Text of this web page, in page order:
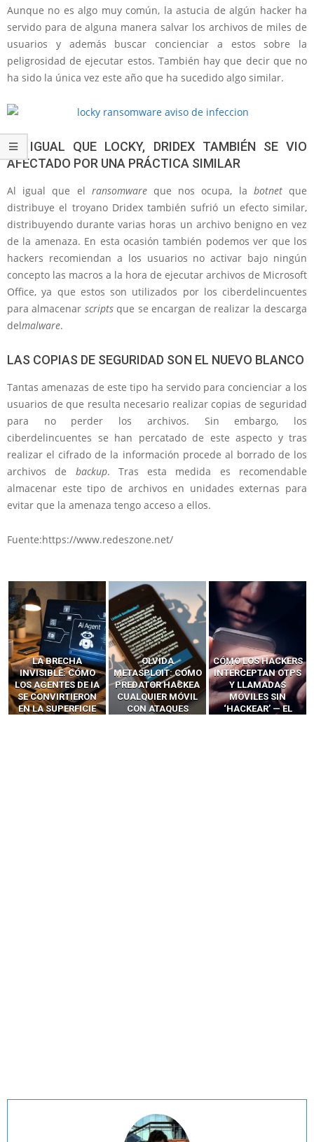
Aunque no es algo muy común, la astucia de algún hacker ha
servido para de alguna manera salvar los archivos de miles de
usuarios y además buscar concienciar a estos sobre la
peligrosidad de ejecutar estos. También hay que decir que no
ha sido la única vez este año que ha sucedido algo similar.
AL IGUAL QUE LOCKY, DRIDEX TAMBIÉN SE VIO
AFECTADO POR UNA PRÁCTICA SIMILAR
Al igual que el ransomwareque nos ocupa, la botnetque
distribuye el troyano Dridex también sufrió un efecto similar,
distribuyendo durante varias horas un archivo benigno en vez
de la amenaza. En esta ocasión también podemos ver que los
hackers recomiendan a los usuarios no activar bajo ningún
concepto las macros a la hora de ejecutar archivos de Microsoft
Office, ya que estos son utilizados por los ciberdelincuentes
para almacenar scriptsque se encargan de realizar la descarga
delmalware.
LAS COPIAS DE SEGURIDAD SON EL NUEVO BLANCO
Tantas amenazas de este tipo ha servido para concienciar a los
usuarios de que resulta necesario realizar copias de seguridad
para no perder los archivos. Sin embargo, los
ciberdelincuentes se han percatado de este aspecto y tras
realizar el cifrado de la información procede al borrado de los
archivos de backup. Tras esta medida es recomendable
almacenar este tipo de archivos en unidades externas para
evitar que la amenaza tengo acceso a ellos.
Fuente:https://www.redeszone.net/
LA BRECHA
INVISIBLE: CÓMO
LOS AGENTES DE IA
SE CONVIRTIERON
EN LA SUPERFICIE
OLVIDA
METASPLOIT: CÓMO
PREDATOR HACKEA
CUALQUIER MÓVIL
CON ATAQUES
CÓMO LOS HACKERS
INTERCEPTAN OTPS
Y LLAMADAS
MÓVILES SIN
‘HACKEAR’ — EL